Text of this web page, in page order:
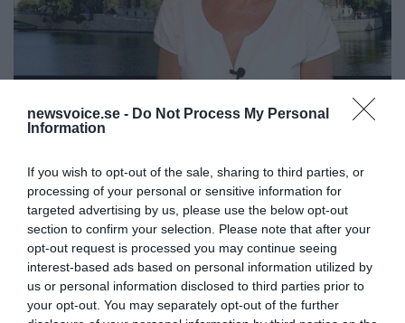
newsvoice.se - Do Not Process My Personal
Information
If you wish to opt-out of the sale, sharing to third parties, or
processing of your personal or sensitive information for
targeted advertising by us, please use the below opt-out
section to confirm your selection. Please note that after your
opt-out request is processed you may continue seeing
interest-based ads based on personal information utilized by
us or personal information disclosed to third parties prior to
your opt-out. You may separately opt-out of the further
Tankesmedjan Kreaprenör: En
plan för Sverige är redan
Stöd NewsVoice
Prenumerera